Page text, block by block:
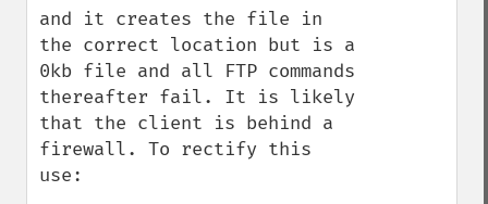
and it creates the file in
the correct location but is a
0kb file and all FTP commands
thereafter fail. It is likely
that the client is behind a
firewall. To rectify this
use: